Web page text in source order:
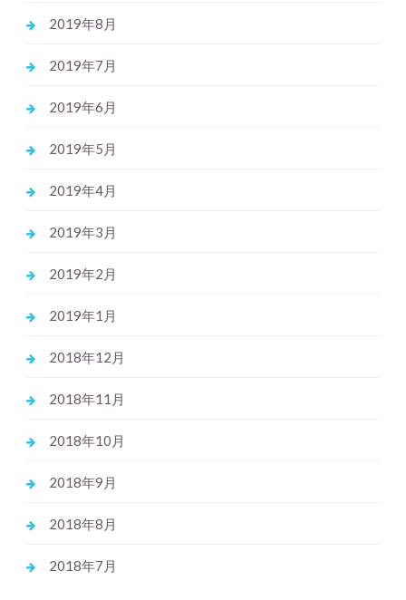
2019年8月
2019年7月
2019年6月
2019年5月
2019年4月
2019年3月
2019年2月
2019年1月
2018年12月
2018年11月
2018年10月
2018年9月
2018年8月
2018年7月